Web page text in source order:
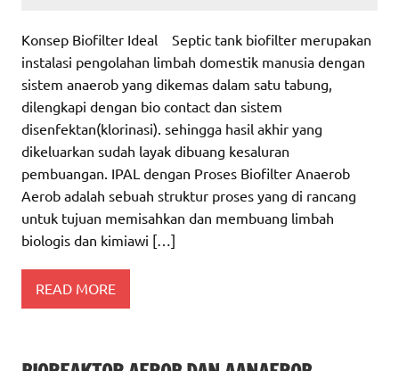
Konsep Biofilter Ideal Septic tank biofilter merupakan
instalasi pengolahan limbah domestik manusia dengan
sistem anaerob yang dikemas dalam satu tabung,
dilengkapi dengan bio contact dan sistem
disenfektan(klorinasi). sehingga hasil akhir yang
dikeluarkan sudah layak dibuang kesaluran
pembuangan. IPAL dengan Proses Biofilter Anaerob
Aerob adalah sebuah struktur proses yang di rancang
untuk tujuan memisahkan dan membuang limbah
biologis dan kimiawi […]
READ MORE